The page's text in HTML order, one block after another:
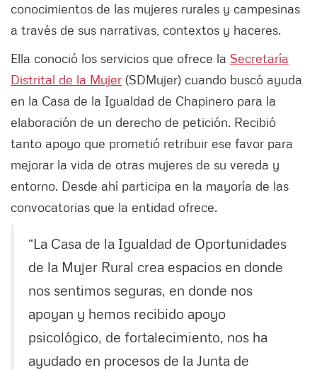
conocimientos de las mujeres rurales y campesinas
a través de sus narrativas, contextos y haceres.
Ella conoció los servicios que ofrece la Secretaría
Distrital de la Mujer (SDMujer) cuando buscó ayuda
en la Casa de la Igualdad de Chapinero para la
elaboración de un derecho de petición. Recibió
tanto apoyo que prometió retribuir ese favor para
mejorar la vida de otras mujeres de su vereda y
entorno. Desde ahí participa en la mayoría de las
convocatorias que la entidad ofrece.
“La Casa de la Igualdad de Oportunidades
de la Mujer Rural crea espacios en donde
nos sentimos seguras, en donde nos
apoyan y hemos recibido apoyo
psicológico, de fortalecimiento, nos ha
ayudado en procesos de la Junta de